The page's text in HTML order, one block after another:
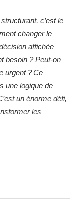
c’est le
changer le
affichée
besoin ? Peut-on
urgent ? Ce
une logique de
un énorme défi,
les